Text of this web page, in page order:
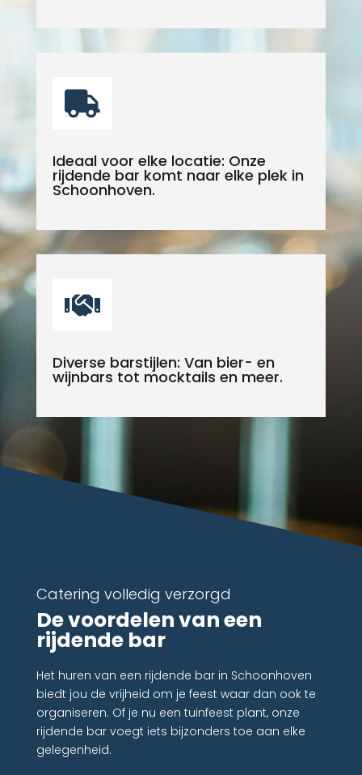

Ideaal voor elke locatie: Onze
rijdende bar komt naar elke plek in
Schoonhoven.

Diverse barstijlen: Van bier- en
wijnbars tot mocktails en meer.
Catering volledig verzorgd
De voordelen van een
rijdende bar
Het huren van een rijdende bar in Schoonhoven
biedt jou de vrijheid om je feest waar dan ook te
organiseren. Of je nu een tuinfeest plant, onze
rijdende bar voegt iets bijzonders toe aan elke
gelegenheid.